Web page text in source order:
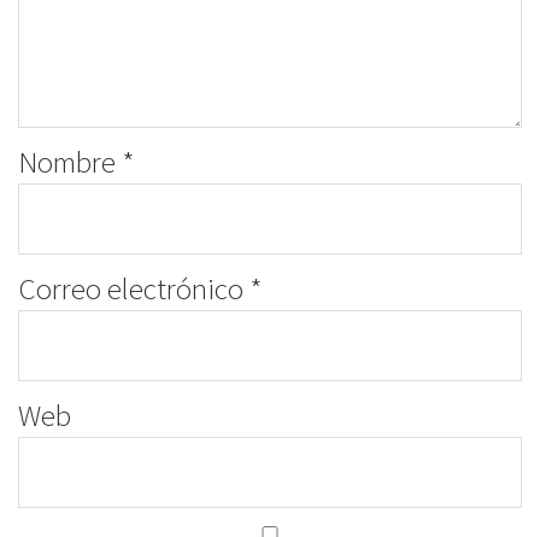
Nombre *
Correo electrónico *
Web